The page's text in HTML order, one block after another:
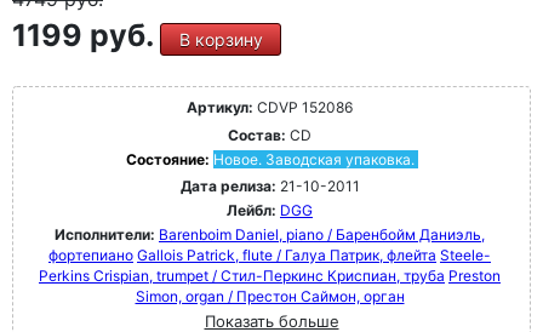
1199 руб. В корзину
Артикул: CDVP 152086
Состав: CD
Состояние: Новое. Заводская упаковка.
Дата релиза: 21-10-2011
Лейбл: DGG
Исполнители: Barenboim Daniel, piano / Баренбойм Даниэль,
фортепиано Gallois Patrick, flute / Галуа Патрик, флейта Steele-
Perkins Crispian, trumpet / Стил-Перкинс Криспиан, труба Preston
Simon, organ / Престон Саймон, орган
Показать больше